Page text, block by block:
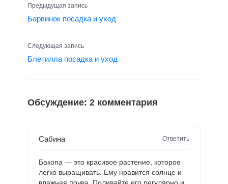
Предыдущая запись
Барвинок посадка и уход
Следующая запись
Блетилла посадка и уход
Обсуждение: 2 комментария
Сабина Ответить
Бакопа — это красивое растение, которое
легко выращивать. Ему нравится солнце и